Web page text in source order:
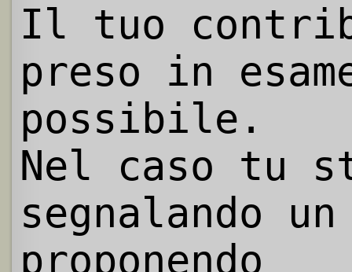
Il tuo
preso in
possibile.
Nel caso tu
segnalando
proponendo